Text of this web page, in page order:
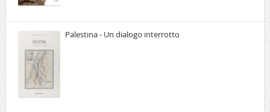
Palestina - Un dialogo interrotto